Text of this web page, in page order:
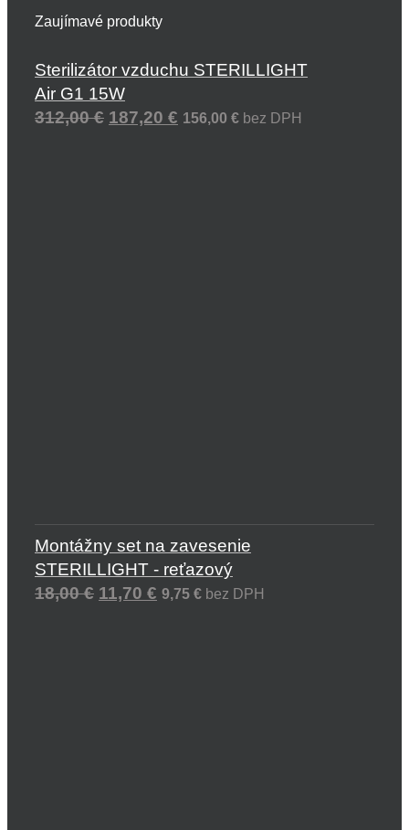
Zaujímavé produkty
Sterilizátor vzduchu STERILLIGHT
Air G1 15W
312,00€ 187,20 € 156,00 € bez DPH
Montážny set na zavesenie
STERILLIGHT - reťazový
18,00€ 11,70 € 9,75 € bez DPH